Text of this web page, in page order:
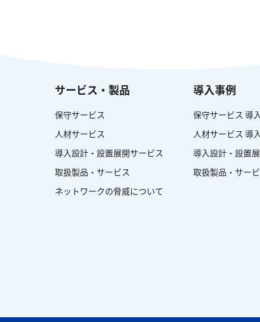
サービス・製品
保守サービス
人材サービス
導入設計・設置展開サービス
取扱製品・サービス
ネットワークの脅威について
導入事例
保守サービス 導
人材サービス 導
導入設計・設置
取扱製品・サー